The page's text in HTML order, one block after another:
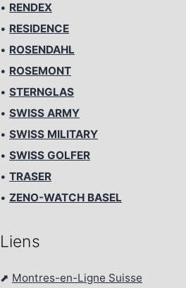
• RENDEX
• RESIDENCE
• ROSENDAHL
• ROSEMONT
• STERNGLAS
• SWISS ARMY
• SWISS MILITARY
• SWISS GOLFER
• TRASER
• ZENO-WATCH BASEL
Liens
⬈ Montres-en-Ligne Suisse